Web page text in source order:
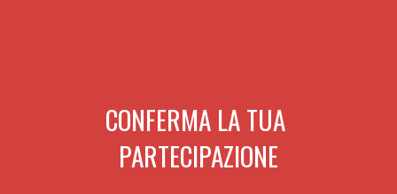
CONFERMA LA TUA
PARTECIPAZIONE